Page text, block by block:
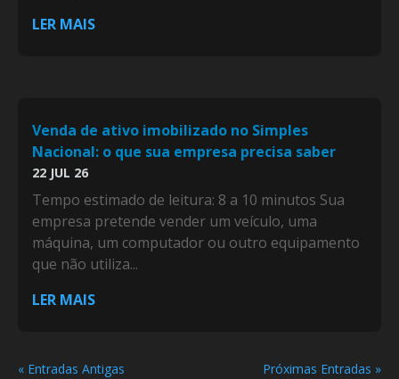
LER MAIS
Venda de ativo imobilizado no Simples
Nacional: o que sua empresa precisa saber
22 JUL 26
Tempo estimado de leitura: 8 a 10 minutos Sua
empresa pretende vender um veículo, uma
máquina, um computador ou outro equipamento
que não utiliza...
LER MAIS
« Entradas Antigas Próximas Entradas »